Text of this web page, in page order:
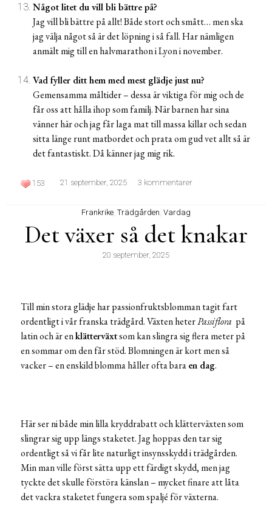
Något litet du vill bli bättre på?
Jag vill bli bättre på allt! Både stort och smått… men ska
jag välja något så är det löpning i så fall. Har nämligen
anmält mig till en halvmarathon i Lyon i november.
Vad fyller ditt hem med mest glädje just nu?
Gemensamma måltider – dessa är viktiga för mig och de
får oss att hålla ihop som familj. När barnen har sina
vänner här och jag får laga mat till massa killar och sedan
sitta länge runt matbordet och prata om gud vet allt så är
det fantastiskt. Då känner jag mig rik.
153 21 september, 2025 3 kommentarer
Frankrike Trädgården Vardag
Det växer så det knakar
20 september, 2025
Till min stora glädje har passionfruktsblomman tagit fart
ordentligt i vår franska trädgård. Växten heterPassiflora på
latin och är enklätterväxtsom kan slingra sig flera meter på
en sommar om den får stöd. Blomningen är kort men så
vacker – en enskild blomma håller ofta baraen dag.
Här ser ni både min lilla kryddrabatt och klätterväxten som
slingrar sig upp längs staketet. Jag hoppas den tar sig
ordentligt så vi får lite naturligt insynsskydd i trädgården.
Min man ville först sätta upp ett färdigt skydd, men jag
tyckte det skulle förstöra känslan – mycket finare att låta
det vackra staketet fungera som spaljé för växterna.